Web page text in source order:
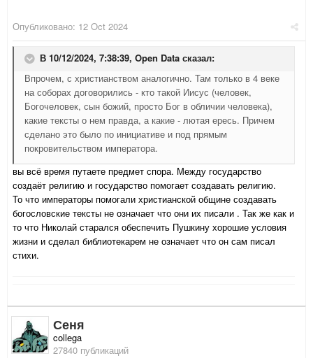
Опубликовано: 12 Oct 2024
В 10/12/2024, 7:38:39, Open Data сказал:
Впрочем, с христианством аналогично. Там только в 4 веке
на соборах договорились - кто такой Иисус (человек,
Богочеловек, сын божий, просто Бог в обличии человека),
какие тексты о нем правда, а какие - лютая ересь. Причем
сделано это было по инициативе и под прямым
покровительством императора.
вы всё время путаете предмет спора. Между государство
создаёт религию и государство помогает создавать религию.
То что императоры помогали христианской общине создавать
богословские тексты не означает что они их писали . Так же как и
то что Николай старался обеспечить Пушкину хорошие условия
жизни и сделал библиотекарем не означает что он сам писал
стихи.
Сеня
collega
27840 публикаций